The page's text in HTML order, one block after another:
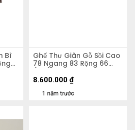
Bì
Ghế Thư Giãn Gỗ Sồi Cao
78 Ngang 83 Rộng 66
(cm)
1 năm trước
8.600.000 ₫